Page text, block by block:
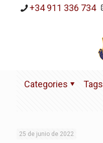
+34 911 336 734
Categories Tags
25 de junio de 2022